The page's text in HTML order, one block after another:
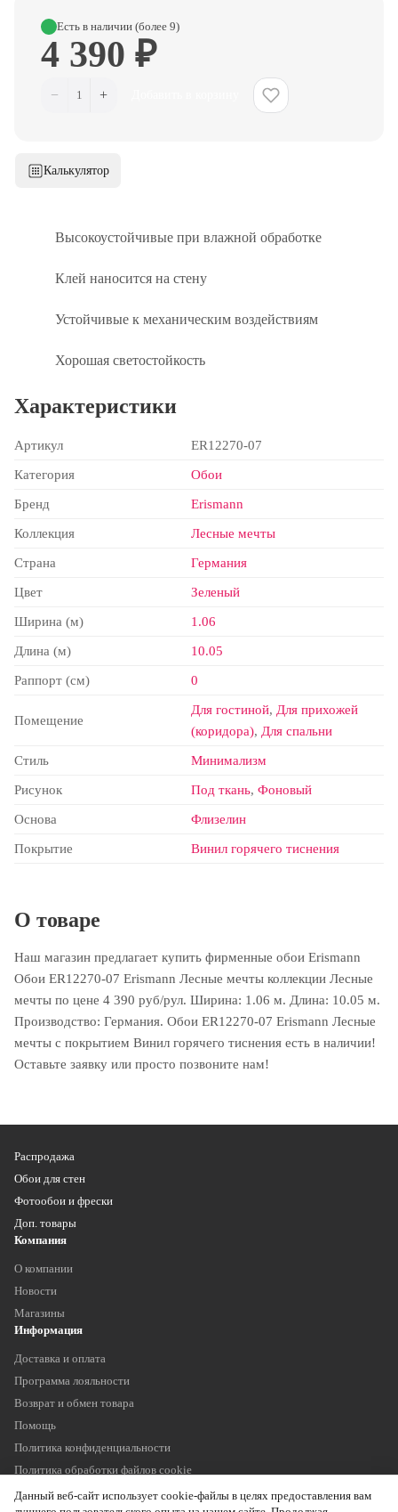
Есть в наличии (более 9)
4 390 ₽
− 1 +
Калькулятор
Характеристики
Артикул ER12270-07
Категория Обои
Бренд Erismann
Коллекция Лесные мечты
Страна Германия
Цвет Зеленый
Ширина (м) 1.06
Длина (м) 10.05
Раппорт (см) 0
Помещение
Для гостиной, Для прихожей
(коридора), Для спальни
Стиль Минимализм
Рисунок Под ткань, Фоновый
Основа Флизелин
Покрытие Винил горячего тиснения
Высокоустойчивые при влажной обработке
Клей наносится на стену
Устойчивые к механическим воздействиям
Хорошая светостойкость
О товаре
Наш магазин предлагает купить фирменные обои Erismann
Обои ER12270-07 Erismann Лесные мечты коллекции Лесные
мечты по цене 4 390 руб/рул. Ширина: 1.06 м. Длина: 10.05 м.
Производство: Германия. Обои ER12270-07 Erismann Лесные
мечты с покрытием Винил горячего тиснения есть в наличии!
Оставьте заявку или просто позвоните нам!
Распродажа
Обои для стен
Фотообои и фрески
Доп. товары
Компания
О компании
Новости
Магазины
Информация
Доставка и оплата
Программа лояльности
Возврат и обмен товара
Помощь
Политика конфиденциальности
Политика обработки файлов cookie
Данный веб-сайт использует cookie-файлы в целях предоставления вам